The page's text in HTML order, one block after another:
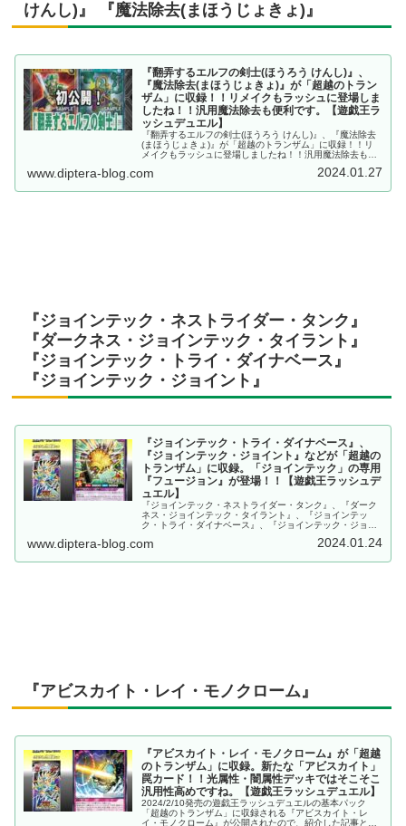
けんし)』 『魔法除去(まほうじょきょ)』
『翻弄するエルフの剣士(ほうろう けんし)』、
『魔法除去(まほうじょきょ)』が「超越のトラン
ザム」に収録！！リメイクもラッシュに登場しま
したね！！汎用魔法除去も便利です。【遊戯王ラ
ッシュデュエル】
『翻弄するエルフの剣士(ほうろう けんし)』、『魔法除去
(まほうじょきょ)』が「超越のトランザム」に収録！！リ
メイクもラッシュに登場しましたね！！汎用魔法除去も便
www.diptera-blog.com 2024.01.27
『ジョインテック・ネストライダー・タンク』
『ダークネス・ジョインテック・タイラント』
『ジョインテック・トライ・ダイナベース』
『ジョインテック・ジョイント』
『ジョインテック・トライ・ダイナベース』、
『ジョインテック・ジョイント』などが「超越の
トランザム」に収録。「ジョインテック」の専用
『フュージョン』が登場！！【遊戯王ラッシュデ
ュエル】
『ジョインテック・ネストライダー・タンク』、『ダーク
ネス・ジョインテック・タイラント』、『ジョインテッ
ク・トライ・ダイナベース』、『ジョインテック・ジョイ
た記事となります。【遊戯王ラッシュデュエル】
www.diptera-blog.com 2024.01.24
『アビスカイト・レイ・モノクローム』
『アビスカイト・レイ・モノクローム』が「超越
のトランザム」に収録。新たな「アビスカイト」
罠カード！！光属性・闇属性デッキではそこそこ
汎用性高めですね。【遊戯王ラッシュデュエル】
2024/2/10発売の遊戯王ラッシュデュエルの基本パック
「超越のトランザム」に収録される『アビスカイト・レ
イ・モノクローム』が公開されたので、紹介した記事とな